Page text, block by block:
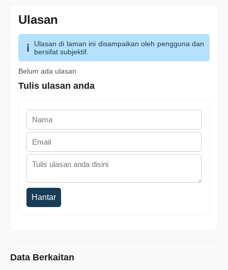
Ulasan
Ulasan di laman ini disampaikan oleh pengguna dan
bersifat subjektif.
Belum ada ulasan
Tulis ulasan anda
Hantar
Data Berkaitan